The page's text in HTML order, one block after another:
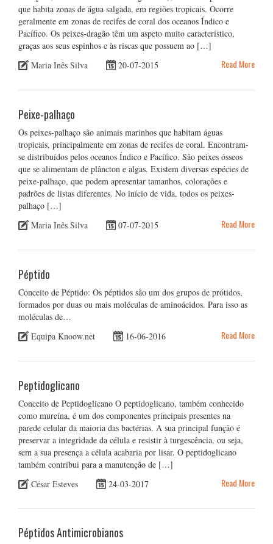
que habita zonas de água salgada, em regiões tropicais. Ocorre
geralmente em zonas de recifes de coral dos oceanos Índico e
Pacífico. Os peixes-dragão têm um aspeto muito característico,
graças aos seus espinhos e às riscas que possuem ao […]
Maria Inês Silva
20-07-2015 Read More
Peixe-palhaço
Os peixes-palhaço são animais marinhos que habitam águas
tropicais, principalmente em zonas de recifes de coral. Encontram-
se distribuídos pelos oceanos Índico e Pacífico. São peixes ósseos
que se alimentam de plâncton e algas. Existem diversas espécies de
peixe-palhaço, que podem apresentar tamanhos, colorações e
padrões de listas diferentes. No início de vida, todos os peixes-
palhaço […]
Maria Inês Silva
07-07-2015 Read More
Péptido
Conceito de Péptido: Os péptidos são um dos grupos de prótidos,
formados por duas ou mais moléculas de aminoácidos. Para isso as
moléculas de…
Equipa Knoow.net
16-06-2016 Read More
Peptidoglicano
Conceito de Peptidoglicano O peptidoglicano, também conhecido
como mureína, é um dos componentes principais presentes na
parede celular da maioria das bactérias. A sua principal função é
preservar a integridade da célula e resistir à turgescência, ou seja,
sem a sua presença a célula acabaria por lisar. O peptidoglicano
também contribui para a manutenção de […]
César Esteves
24-03-2017 Read More
Péptidos Antimicrobianos